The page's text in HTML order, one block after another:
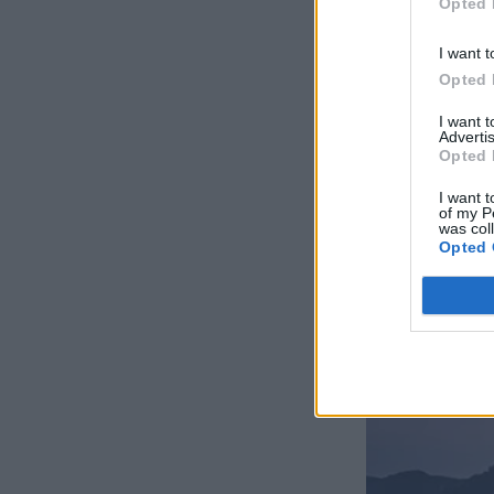
I want
Opted
I want
Opted
I want
of my
was
Opted